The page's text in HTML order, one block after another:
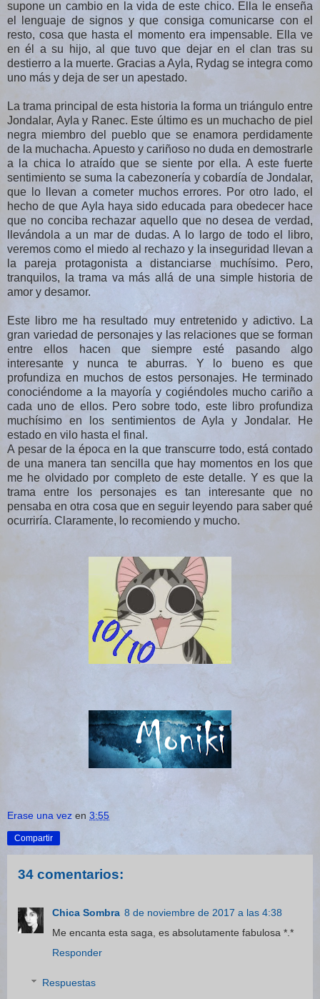
supone un cambio en la vida de este chico. Ella le enseña
el lenguaje de signos y que consiga comunicarse con el
resto, cosa que hasta el momento era impensable. Ella ve
en él a su hijo, al que tuvo que dejar en el clan tras su
destierro a la muerte. Gracias a Ayla, Rydag se integra como
uno más y deja de ser un apestado.
La trama principal de esta historia la forma un triángulo entre
Jondalar, Ayla y Ranec. Este último es un muchacho de piel
negra miembro del pueblo que se enamora perdidamente
de la muchacha. Apuesto y cariñoso no duda en demostrarle
a la chica lo atraído que se siente por ella. A este fuerte
sentimiento se suma la cabezonería y cobardía de Jondalar,
que lo llevan a cometer muchos errores. Por otro lado, el
hecho de que Ayla haya sido educada para obedecer hace
que no conciba rechazar aquello que no desea de verdad,
llevándola a un mar de dudas. A lo largo de todo el libro,
veremos como el miedo al rechazo y la inseguridad llevan a
la pareja protagonista a distanciarse muchísimo. Pero,
tranquilos, la trama va más allá de una simple historia de
amor y desamor.
Este libro me ha resultado muy entretenido y adictivo. La
gran variedad de personajes y las relaciones que se forman
entre ellos hacen que siempre esté pasando algo
interesante y nunca te aburras. Y lo bueno es que
profundiza en muchos de estos personajes. He terminado
conociéndome a la mayoría y cogiéndoles mucho cariño a
cada uno de ellos. Pero sobre todo, este libro profundiza
muchísimo en los sentimientos de Ayla y Jondalar. He
estado en vilo hasta el final.
A pesar de la época en la que transcurre todo, está contado
de una manera tan sencilla que hay momentos en los que
me he olvidado por completo de este detalle. Y es que la
trama entre los personajes es tan interesante que no
pensaba en otra cosa que en seguir leyendo para saber qué
ocurriría. Claramente, lo recomiendo y mucho.
Erase una vez en 3:55
Compartir
34 comentarios:
Chica Sombra 8 de noviembre de 2017 a las 4:38
Me encanta esta saga, es absolutamente fabulosa *.*
Responder
Respuestas